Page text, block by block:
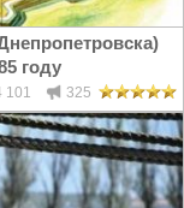
году
101 325